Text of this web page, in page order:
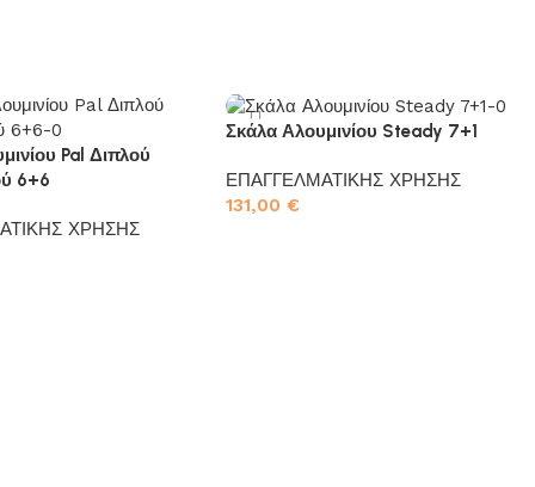
Pal Διπλού
6+6
ΧΡΗΣΗΣ
Σκάλα Αλουμινίου Steady 7+1
ΕΠΑΓΓΕΛΜΑΤΙΚΗΣ ΧΡΗΣΗΣ
131,00€